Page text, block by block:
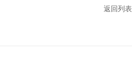
返回列表